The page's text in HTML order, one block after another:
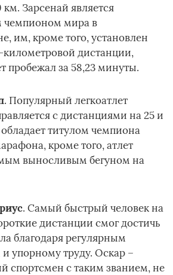
Зарсенай является
чемпионом мира в
им, кроме того, установлен
километровой дистанции,
пробежал за 58,23 минуты.
. Популярный легкоатлет
с дистанциями на 25 и
титулом чемпиона
кроме того, атлет
выносливым бегуном на
. Самый быстрый человек на
дистанции смог достичь
благодаря регулярным
упорному труду. Оскар –
спортсмен с таким званием, не